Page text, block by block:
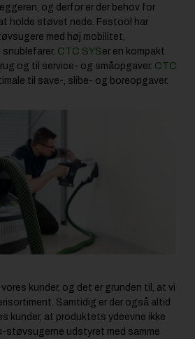
og derfor er der behov for
holde støvet nede. Festool har
med høj mobilitet,
CTC SYSer en kompakt
og til service- og småopgaver. CTC
til save-, slibe- og boreopgaver.
kunder, og det er grunden til, at vi
Samtidig er der også altid
kunder, at produktets ydeevne ikke
støvsugerne udstyret med samme